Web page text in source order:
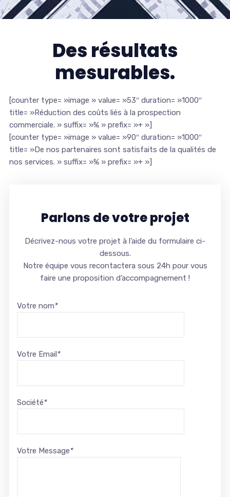
Des résultats
mesurables.
[counter type= »image » value= »53″ duration= »1000″
title= »Réduction des coûts liés à la prospection
commerciale. » suffix= »% » prefix= »+ »]
[counter type= »image » value= »90″ duration= »1000″
title= »De nos partenaires sont satisfaits de la qualités de
nos services. » suffix= »% » prefix= »+ »]
Parlons de votre projet
Décrivez-nous votre projet à l’aide du formulaire ci-
dessous.
Notre équipe vous recontactera sous 24h pour vous
faire une proposition d’accompagnement !
Votre nom*
Votre Email*
Société*
Votre Message*